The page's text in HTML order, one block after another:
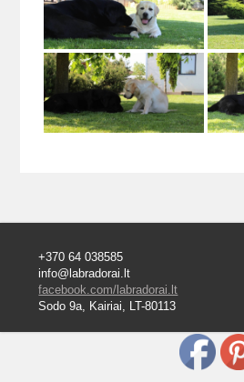
+370 64 038585
info@labradorai.lt
facebook.com/labradorai.lt
Sodo 9a, Kairiai, LT-80113